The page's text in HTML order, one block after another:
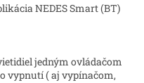
NEDES Smart (BT)
jedným ovládačom
vypnutí ( aj vypínačom,